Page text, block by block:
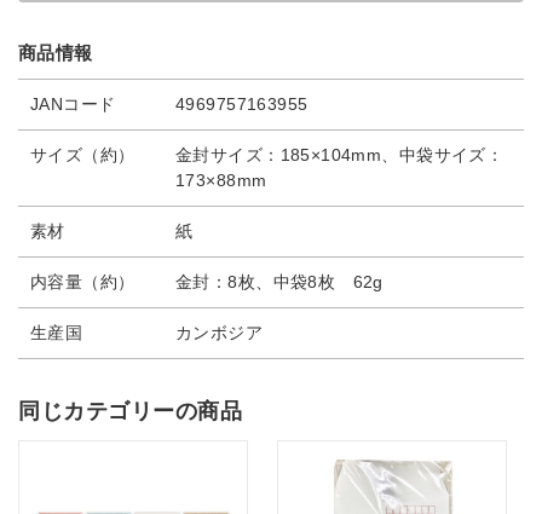
商品情報
JANコード 4969757163955
サイズ（約）
金封サイズ：185×104mm、中袋サイズ：
173×88mm
素材 紙
内容量（約） 金封：8枚、中袋8枚 62g
生産国 カンボジア
同じカテゴリーの商品